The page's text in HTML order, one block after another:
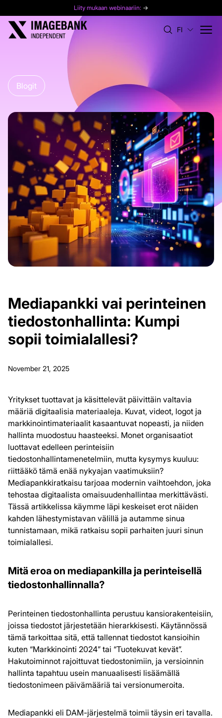
Liity mukaan webinaariin: →
FI
Blogit
Mediapankki vai perinteinen
tiedostonhallinta: Kumpi
sopii toimialallesi?
November 21, 2025
Yritykset tuottavat ja käsittelevät päivittäin valtavia
määriä digitaalisia materiaaleja. Kuvat, videot, logot ja
markkinointimateriaalit kasaantuvat nopeasti, ja niiden
hallinta muodostuu haasteeksi. Monet organisaatiot
luottavat edelleen perinteisiin
tiedostonhallintamenetelmiin, mutta kysymys kuuluu:
riittääkö tämä enää nykyajan vaatimuksiin?
Mediapankkiratkaisu tarjoaa modernin vaihtoehdon, joka
tehostaa digitaalista omaisuudenhallintaa merkittävästi.
Tässä artikkelissa käymme läpi keskeiset erot näiden
kahden lähestymistavan välillä ja autamme sinua
tunnistamaan, mikä ratkaisu sopii parhaiten juuri sinun
toimialallesi.
Mitä eroa on mediapankilla ja perinteisellä
tiedostonhallinnalla?
Perinteinen tiedostonhallinta perustuu kansiorakenteisiin,
joissa tiedostot järjestetään hierarkkisesti. Käytännössä
tämä tarkoittaa sitä, että tallennat tiedostot kansioihin
kuten “Markkinointi 2024” tai “Tuotekuvat kevät”.
Hakutoiminnot rajoittuvat tiedostonimiin, ja versioinnin
hallinta tapahtuu usein manuaalisesti lisäämällä
tiedostonimeen päivämääriä tai versionumeroita.
Mediapankki eli DAM-järjestelmä toimii täysin eri tavalla.